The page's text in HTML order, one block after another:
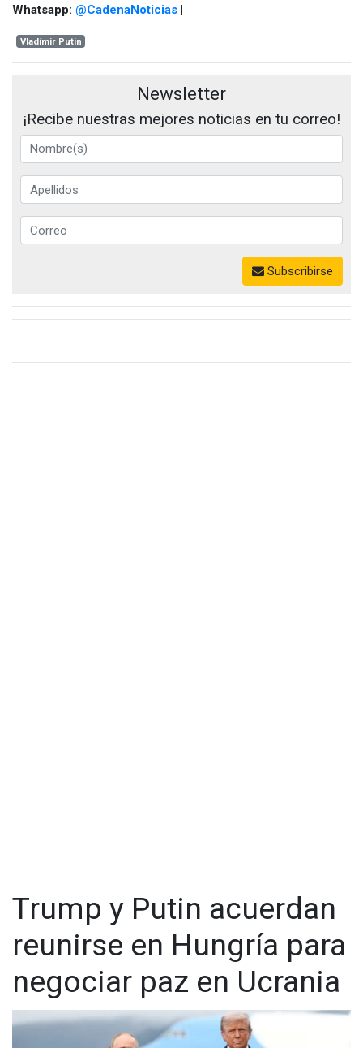
Whatsapp: @CadenaNoticias |
Vladímir Putin
Newsletter
¡Recibe nuestras mejores noticias en tu correo!
Subscribirse
Trump y Putin acuerdan
reunirse en Hungría para
negociar paz en Ucrania